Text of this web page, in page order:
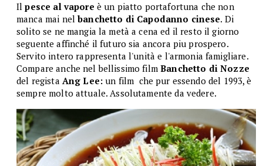
Ilpesce al vapore è un piatto portafortuna che non
manca mai nelbanchetto di Capodanno cinese. Di
solito se ne mangia la metà a cena ed il resto il giorno
seguente affinché il futuro sia ancora piu prospero.
Servito intero rappresenta l'unità e l'armonia famigliare.
Compare anche nel bellissimo filmBanchetto di Nozze
del regista Ang Lee:un film che pur essendo del 1993, è
sempre molto attuale. Assolutamente da vedere.